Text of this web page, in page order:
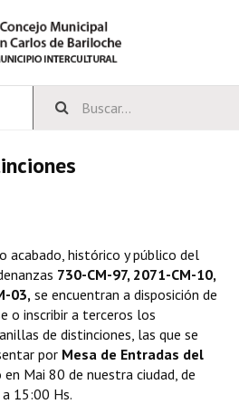
acabado, histórico y público del
730-CM-97, 2071-CM-10,
03, se encuentran a disposición de
o inscribir a terceros los
de distinciones, las que se
por Mesa de Entradas del
Mai 80 de nuestra ciudad, de
15:00 Hs.